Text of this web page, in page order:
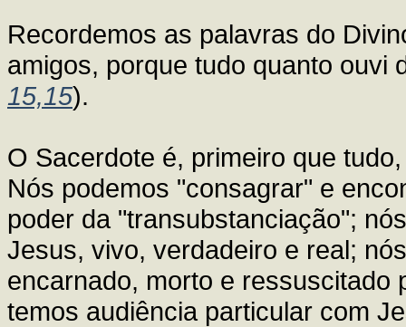
Recordemos as palavras do
amigos, porque tudo quanto ouvi
15,15).
O Sacerdote é, primeiro que
Nós podemos "consagrar" e
poder da "transubstanciação";
Jesus, vivo, verdadeiro e real;
encarnado, morto e ressuscitado
temos audiência particular com